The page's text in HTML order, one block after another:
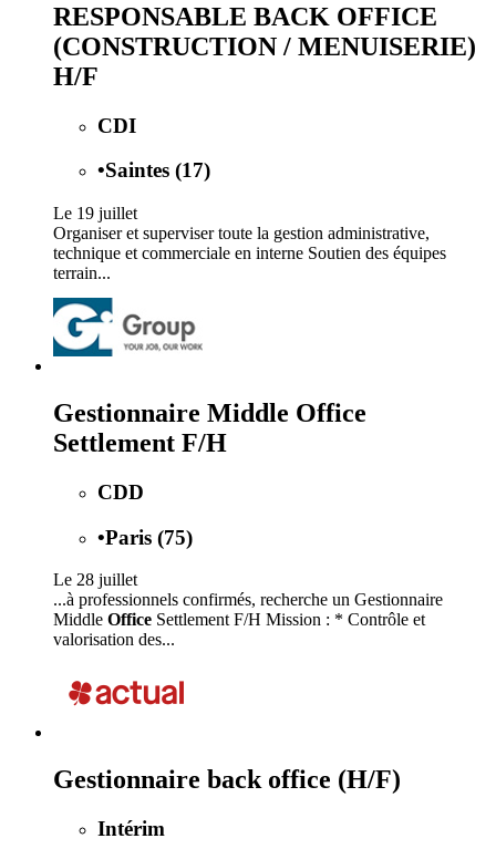
RESPONSABLE BACK OFFICE
(CONSTRUCTION / MENUISERIE)
H/F
CDI
•Saintes (17)
Le 19 juillet
Organiser et superviser toute la gestion administrative,
technique et commerciale en interne Soutien des équipes
terrain...
Gestionnaire Middle Office
Settlement F/H
CDD
•Paris (75)
Le 28 juillet
...à professionnels confirmés, recherche un Gestionnaire
Middle Office Settlement F/H Mission : * Contrôle et
valorisation des...
Gestionnaire back office (H/F)
Intérim